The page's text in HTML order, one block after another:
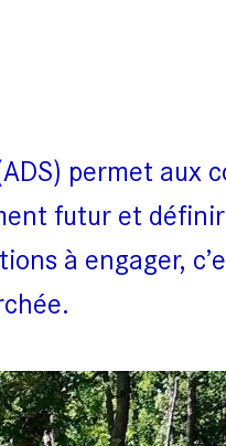
permet aux
futur et
à engager,